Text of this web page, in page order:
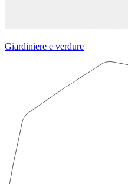
Giardiniere e verdure